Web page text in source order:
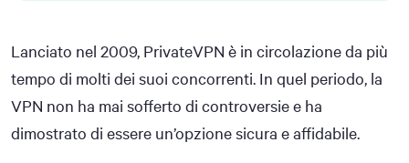
Lanciato nel 2009, PrivateVPN è in circolazione da più
tempo di molti dei suoi concorrenti. In quel periodo, la
VPN non ha mai sofferto di controversie e ha
dimostrato di essere un’opzione sicura e affidabile.